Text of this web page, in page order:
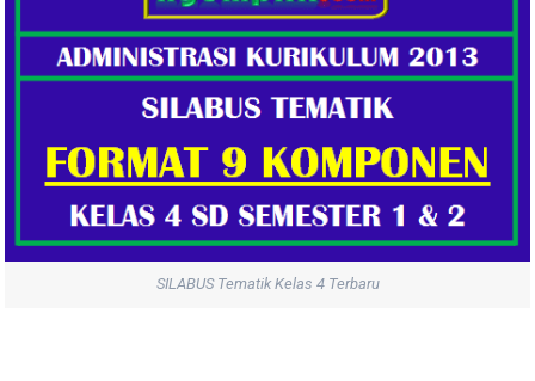
SILABUS Tematik Kelas 4 Terbaru